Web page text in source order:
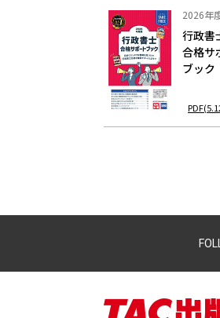
2026年
行政書
合格サ
ブック